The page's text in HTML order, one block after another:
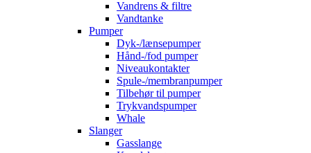
Vandrens & filtre
Vandtanke
Pumper
Dyk-/lænsepumper
Hånd-/fod pumper
Niveaukontakter
Spule-/membranpumper
Tilbehør til pumper
Trykvandspumper
Whale
Slanger
Gasslange